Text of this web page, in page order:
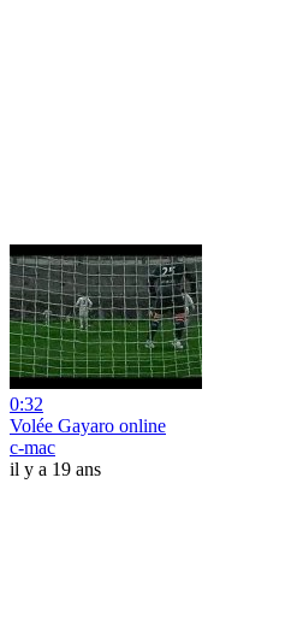
0:32
Volée Gayaro online
c-mac
il y a 19 ans